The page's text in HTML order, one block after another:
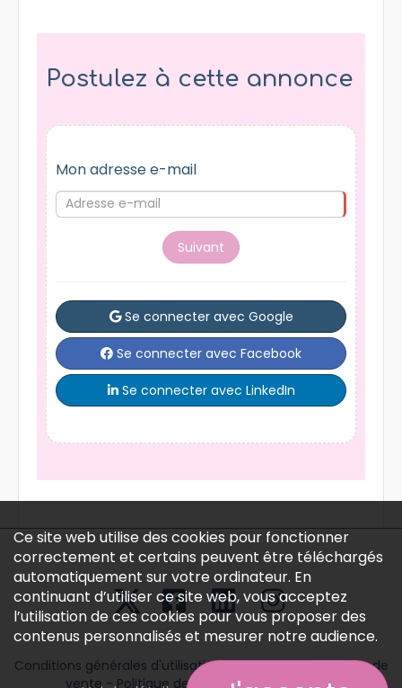
Postulez à cette annonce
Mon adresse e-mail
Suivant
Se connecter avec Google
Se connecter avec Facebook
Se connecter avec LinkedIn
Conditions générales d'utilisation-Conditions générales de
vente -Politique des données personnelles
Ce site web utilise des cookies pour fonctionner
correctement et certains peuvent être téléchargés
automatiquement sur votre ordinateur. En
continuant d’utiliser ce site web, vous acceptez
l’utilisation de ces cookies pour vous proposer des
contenus personnalisés et mesurer notre audience.